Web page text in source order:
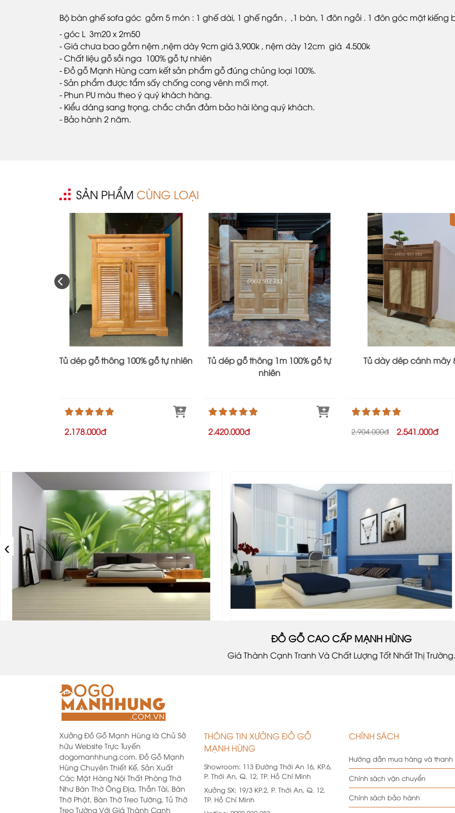
Bộ bàn ghế sofa góc gồm 5 món : 1 ghế dài, 1 ghế ngắn , ,1 bàn, 1 đôn ngồi . 1 đôn góc mặt kiếng
- góc L 3m20 x 2m50
- Giá chưa bao gồm nệm ,nệm dày 9cm giá 3,900k , nệm dày 12cm giá 4.500k
- Chất liệu gỗ sồi nga 100% gỗ tự nhiên
- Đồ gỗ Mạnh Hùng cam kết sản phẩm gỗ đúng chủng loại 100%.
- Sản phẩm được tẩm sấy chống cong vênh mối mọt.
- Phun PU màu theo ý quý khách hàng.
- Kiểu dáng sang trọng, chắc chắn đảm bảo hài lòng quý khách.
- Bảo hành 2 năm.
SẢN PHẨM CÙNG LOẠI
Tủ dép gỗ thông 100% gỗ tự nhiên
2.178.000đ
Tủ dép gỗ thông 1m 100% gỗ tự
nhiên
2.420.000đ
Tủ dày dép cánh mây
2.904.000đ 2.541.000đ
‹
ĐỒ GỖ CAO CẤP MẠNH HÙNG
Giá Thành Cạnh Tranh Và Chất Lượng Tốt Nhất Thị Trường.
Xưởng Đồ Gỗ Mạnh Hùng là Chủ Sở
hữu Website Trực Tuyến
dogomanhhung.com. Đồ Gỗ Mạnh
Hùng Chuyên Thiết Kế, Sản Xuất
Các Mặt Hàng Nội Thất Phòng Thờ
Như Bàn Thờ Ông Địa, Thần Tài, Bàn
Thờ Phật, Bàn Thờ Treo Tường, Tủ Thờ
Treo Tường Với Giá Thành Cạnh
THÔNG TIN XƯỞNG ĐỒ GỖ
MẠNH HÙNG
Showroom: 113 Đường Thới An 16, KP.6,
P. Thới An, Q. 12, TP. Hồ Chí Minh
Xưởng SX: 19/3 KP.2, P. Thới An, Q. 12,
TP. Hồ Chí Minh
CHÍNH SÁCH
Hướng dẫn mua hàng và
Chính sách vận chuyển
Chính sách bảo hành